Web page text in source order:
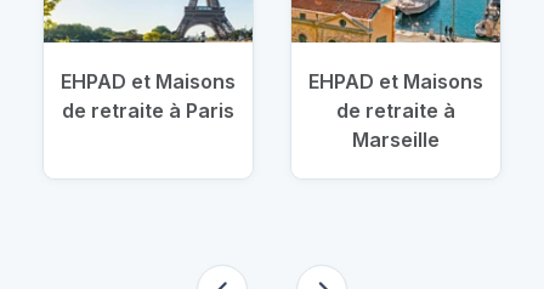
EHPAD et Maisons
de retraite à Paris
EHPAD et Maisons
de retraite à
Marseille